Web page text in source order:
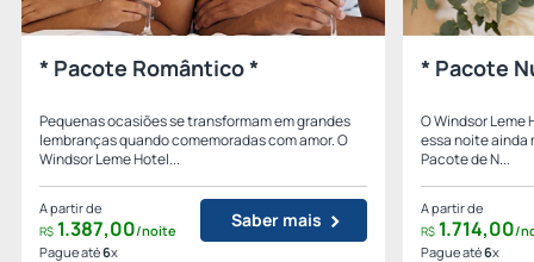
* Pacote Romântico *
Pequenas ocasiões se transformam em grandes
lembranças quando comemoradas com amor. O
Windsor Leme Hotel...
A partir de
R$ 1.387,00/noite
Pague até6x
Saber mais
* Pacote
O Windsor Leme
essa noite ainda
Pacote de N...
A partir de
R$ 1.714,00/
Pague até6x